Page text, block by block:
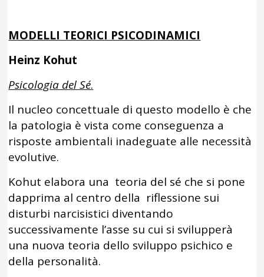
MODELLI TEORICI PSICODINAMICI
Heinz Kohut
Psicologia del Sé.
Il nucleo concettuale di questo modello è che
la patologia è vista come conseguenza a
risposte ambientali inadeguate alle necessità
evolutive.
Kohut elabora una teoria del sé che si pone
dapprima al centro della riflessione sui
disturbi narcisistici diventando
successivamente l’asse su cui si svilupperà
una nuova teoria dello sviluppo psichico e
della personalità.